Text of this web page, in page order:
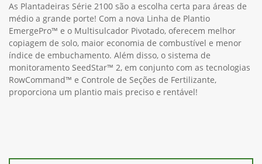
As Plantadeiras Série 2100 são a escolha certa para áreas de
médio a grande porte! Com a nova Linha de Plantio
EmergePro™ e o Multisulcador Pivotado, oferecem melhor
copiagem de solo, maior economia de combustível e menor
índice de embuchamento. Além disso, o sistema de
monitoramento SeedStar™ 2, em conjunto com as tecnologias
RowCommand™ e Controle de Seções de Fertilizante,
proporciona um plantio mais preciso e rentável!